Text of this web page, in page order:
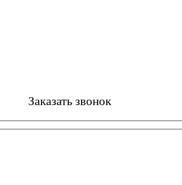
Заказать звонок